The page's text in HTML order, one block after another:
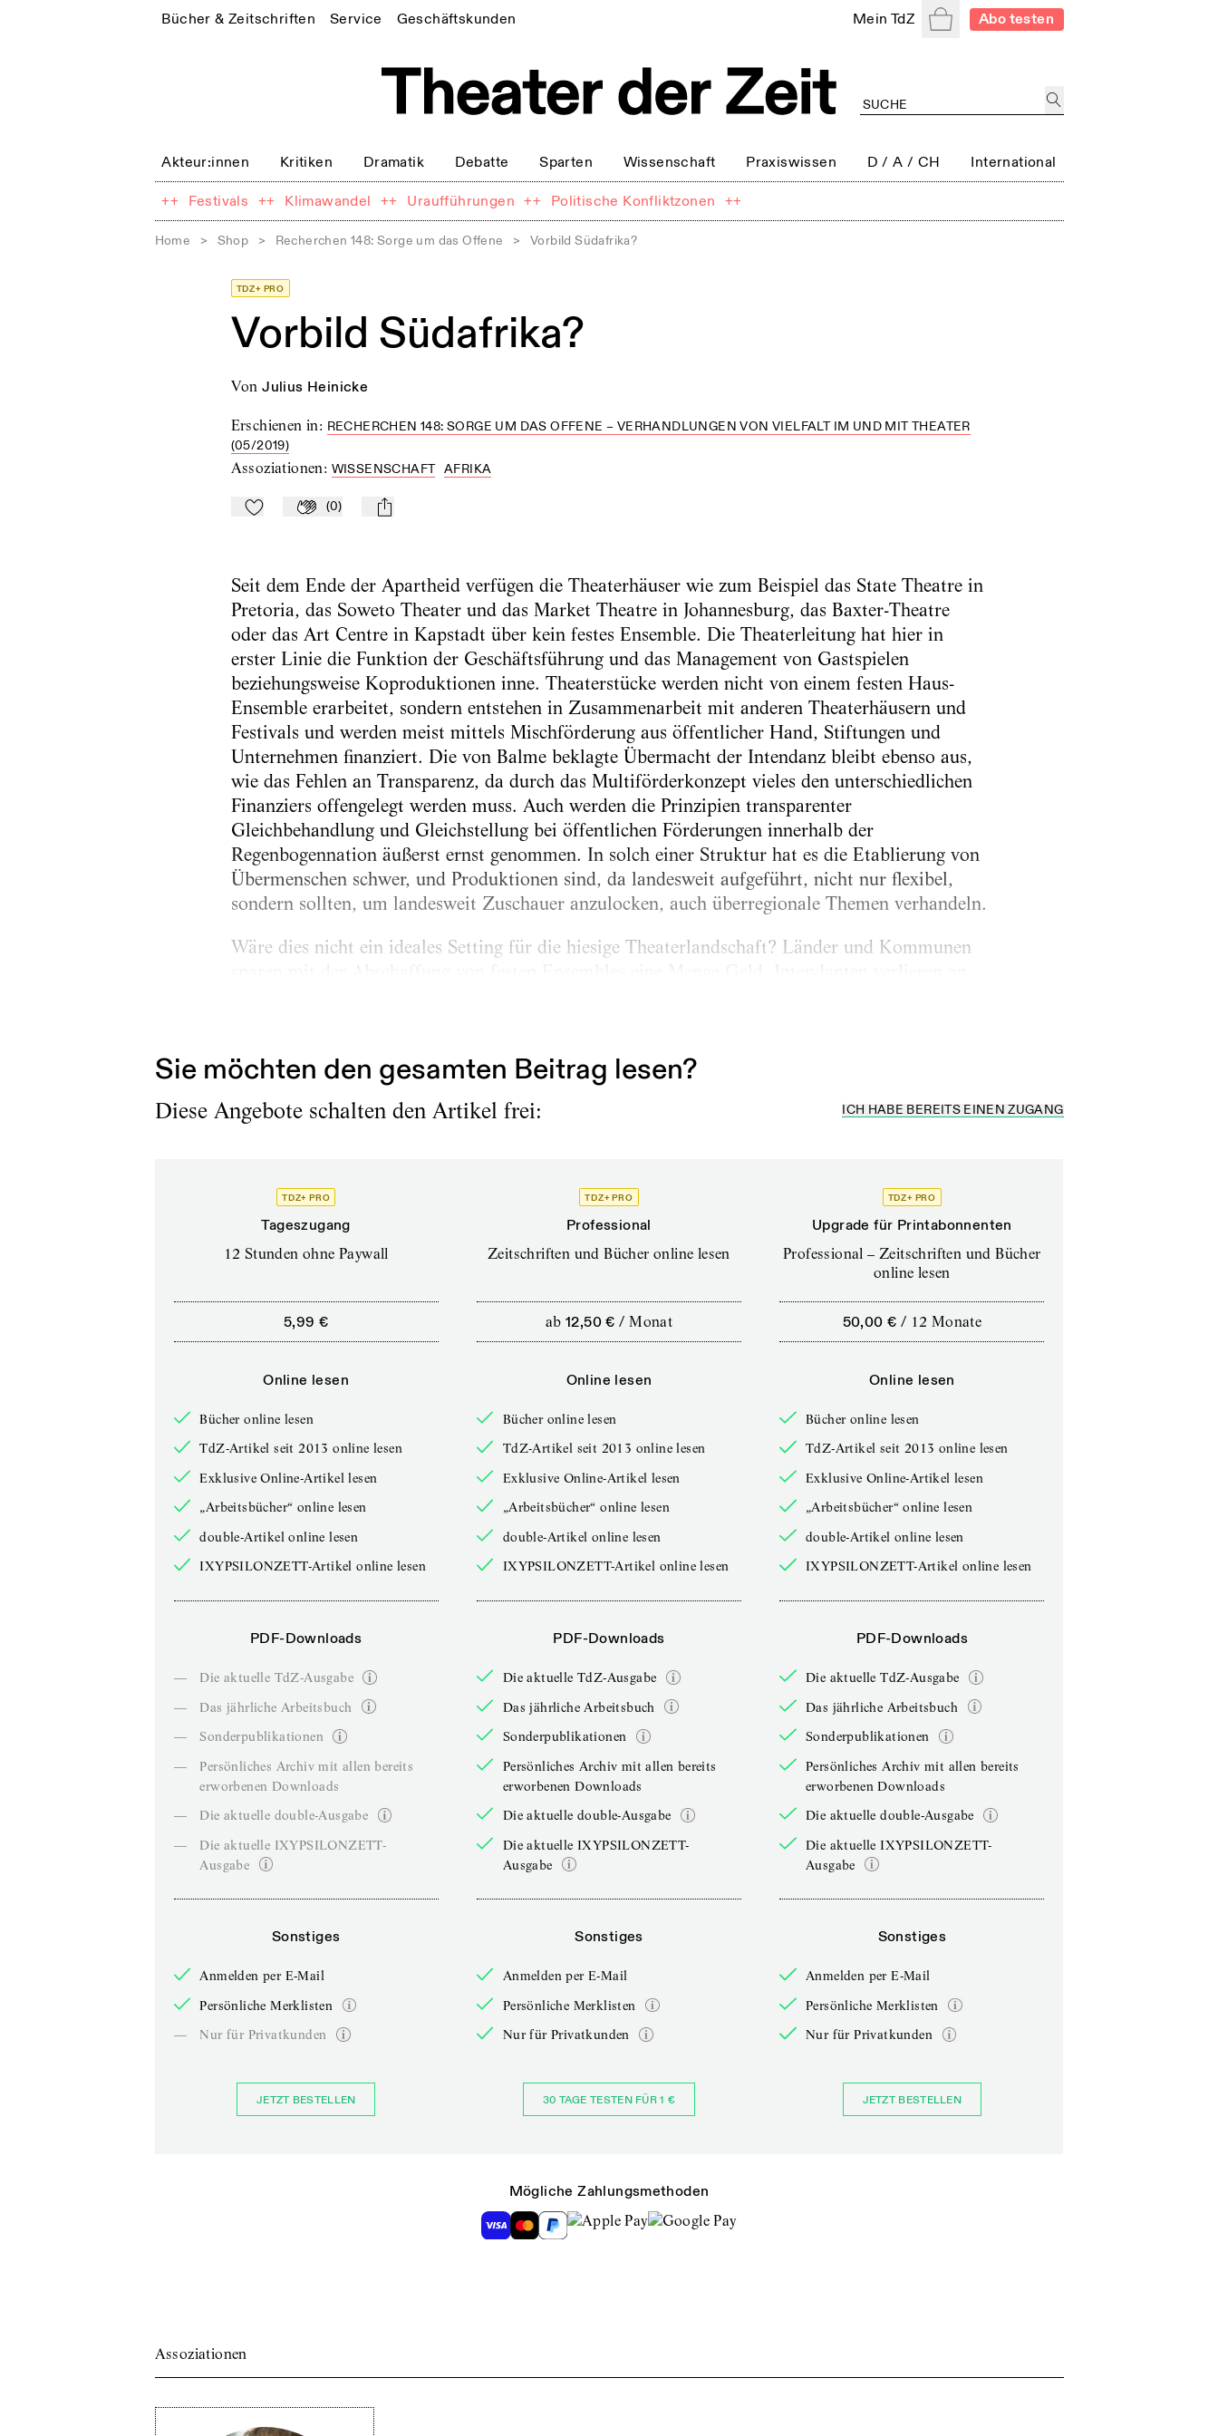
Bücher & Zeitschriften Service Geschäftskunden Mein TdZ WarenkorbAbo testen
Akteur:innen Kritiken Dramatik Debatte Sparten Wissenschaft Praxiswissen D / A / CH International
++ Festivals ++ Klimawandel ++ Uraufführungen ++ Politische Konfliktzonen ++
Home > Shop > Recherchen 148: Sorge um das Offene > Vorbild Südafrika?
TDZ+ PRO
Vorbild Südafrika?
von Julius Heinicke
Erschienen in: RECHERCHEN 148: SORGE UM DAS OFFENE – VERHANDLUNGEN VON VIELFALT IM UND MIT THEATER
(05/2019)
Assoziationen: WISSENSCHAFT AFRIKA
Zu Mein-TdZ hinzufügen
Applaudieren
(0) mail
Seit dem Ende der Apartheid verfügen die Theaterhäuser wie zum Beispiel das State Theatre in
Pretoria, das Soweto Theater und das Market Theatre in Johannesburg, das Baxter-Theatre
oder das Art Centre in Kapstadt über kein festes Ensemble. Die Theaterleitung hat hier in
erster Linie die Funktion der Geschäftsführung und das Management von Gastspielen
beziehungsweise Koproduktionen inne. Theaterstücke werden nicht von einem festen Haus-
Ensemble erarbeitet, sondern entstehen in Zusammenarbeit mit anderen Theaterhäusern und
Festivals und werden meist mittels Mischförderung aus öffentlicher Hand, Stiftungen und
Unternehmen finanziert. Die von Balme beklagte Übermacht der Intendanz bleibt ebenso aus,
wie das Fehlen an Transparenz, da durch das Multiförderkonzept vieles den unterschiedlichen
Finanziers offengelegt werden muss. Auch werden die Prinzipien transparenter
Gleichbehandlung und Gleichstellung bei öffentlichen Förderungen innerhalb der
Regenbogennation äußerst ernst genommen. In solch einer Struktur hat es die Etablierung von
Übermenschen schwer, und Produktionen sind, da landesweit aufgeführt, nicht nur flexibel,
sondern sollten, um landesweit Zuschauer anzulocken, auch überregionale Themen verhandeln.
Wäre dies nicht ein ideales Setting für die hiesige Theaterlandschaft? Länder und Kommunen
Sie möchten den gesamten Beitrag lesen?
Diese Angebote schalten den Artikel frei: ICH HABE BEREITS EINEN ZUGANG
TDZ+ PRO
Tageszugang
12 Stunden ohne Paywall
5,99 €
Online lesen
Bücher online lesen
TdZ-Artikel seit 2013 online lesen
Exklusive Online-Artikel lesen
„Arbeitsbücher“ online lesen
double-Artikel online lesen
IXYPSILONZETT-Artikel online lesen
PDF-Downloads
—
Die aktuelle TdZ-Ausgabe
—
Das jährliche Arbeitsbuch
—
Sonderpublikationen
—
Persönliches Archiv mit allen bereits
erworbenen Downloads
—
Die aktuelle double-Ausgabe
—
Die aktuelle IXYPSILONZETT-
Ausgabe
Sonstiges
Anmelden per E-Mail
Persönliche Merklisten
—
Nur für Privatkunden
JETZT BESTELLEN
TDZ+ PRO
Professional
Zeitschriften und Bücher online lesen
ab 12,50 € /Monat
Online lesen
Bücher online lesen
TdZ-Artikel seit 2013 online lesen
Exklusive Online-Artikel lesen
„Arbeitsbücher“ online lesen
double-Artikel online lesen
IXYPSILONZETT-Artikel online lesen
PDF-Downloads
Die aktuelle TdZ-Ausgabe
Das jährliche Arbeitsbuch
Sonderpublikationen
Persönliches Archiv mit allen bereits
erworbenen Downloads
Die aktuelle double-Ausgabe
Die aktuelle IXYPSILONZETT-
Ausgabe
Sonstiges
Anmelden per E-Mail
Persönliche Merklisten
Nur für Privatkunden
30 TAGE TESTEN FÜR 1 €
TDZ+ PRO
Upgrade für Printabonnenten
Professional – Zeitschriften und Bücher
online lesen
50,00 € / 12 Monate
Online lesen
Bücher online lesen
TdZ-Artikel seit 2013 online lesen
Exklusive Online-Artikel lesen
„Arbeitsbücher“ online lesen
double-Artikel online lesen
IXYPSILONZETT-Artikel online lesen
PDF-Downloads
Die aktuelle TdZ-Ausgabe
Das jährliche Arbeitsbuch
Sonderpublikationen
Persönliches Archiv mit allen bereits
erworbenen Downloads
Die aktuelle double-Ausgabe
Die aktuelle IXYPSILONZETT-
Ausgabe
Sonstiges
Anmelden per E-Mail
Persönliche Merklisten
Nur für Privatkunden
JETZT BESTELLEN
Mögliche Zahlungsmethoden
Assoziationen